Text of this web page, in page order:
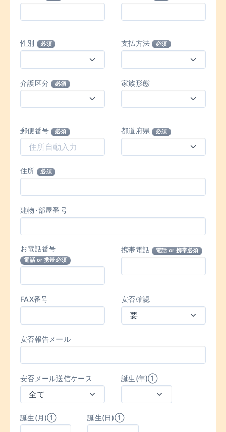
性別 必須 支払方法 必須
介護区分 必須 家族形態
郵便番号 必須 都道府県 必須
住所 必須
建物･部屋番号
お電話番号
電話 or 携帯必須
携帯電話 電話 or 携帯必須
FAX番号 安否確認
安否報告メール
安否メール送信ケース 誕生(年)①
誕生(月)① 誕生(日)①